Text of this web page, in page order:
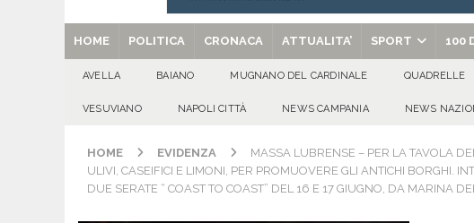
HOME POLITICA CRONACA ATTUALITA’ SPORT 100
AVELLA BAIANO MUGNANO DEL CARDINALE QUADRELLE
VESUVIANO NAPOLI CITTÀ NEWS CAMPANIA NEWS
HOME EVIDENZA
MASSA LUBRENSE – PER LA TAVOLA
ULIVI, CASEIFICI E LIMONI, PER PROMUOVERE GLI ANTICHI BORGHI.
DUE SERATE “ COAST TO COAST” DEL 16 E 17 GIUGNO, DA MARINA